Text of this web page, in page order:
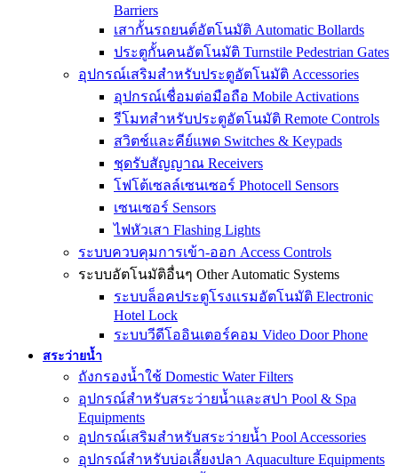
Barriers
เสากั้นรถยนต์อัตโนมัติ Automatic Bollards
ประตูกั้นคนอัตโนมัติ Turnstile Pedestrian Gates
อุปกรณ์เสริมสำหรับประตูอัตโนมัติ Accessories
อุปกรณ์เชื่อมต่อมือถือ Mobile Activations
รีโมทสำหรับประตูอัตโนมัติ Remote Controls
สวิตช์และคีย์แพด Switches & Keypads
ชุดรับสัญญาณ Receivers
โฟโต้เซลล์เซนเซอร์ Photocell Sensors
เซนเซอร์ Sensors
ไฟหัวเสา Flashing Lights
ระบบควบคุมการเข้า-ออก Access Controls
ระบบอัตโนมัติอื่นๆ Other Automatic Systems
ระบบล็อคประตูโรงเเรมอัตโนมัติ Electronic
Hotel Lock
ระบบวีดีโออินเตอร์คอม Video Door Phone
สระว่ายน้ำ
ถังกรองน้ำใช้ Domestic Water Filters
อุปกรณ์สำหรับสระว่ายน้ำและสปา Pool & Spa
Equipments
อุปกรณ์เสริมสำหรับสระว่ายน้ำ Pool Accessories
อุปกรณ์สำหรับบ่อเลี้ยงปลา Aquaculture Equipments